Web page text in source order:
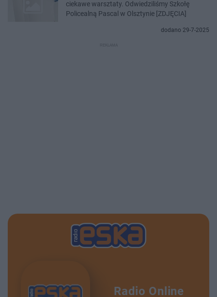
ciekawe warsztaty. Odwiedziliśmy Szkołę
Policealną Pascal w Olsztynie [ZDJĘCIA]
dodano 29-7-2025
Radio Online